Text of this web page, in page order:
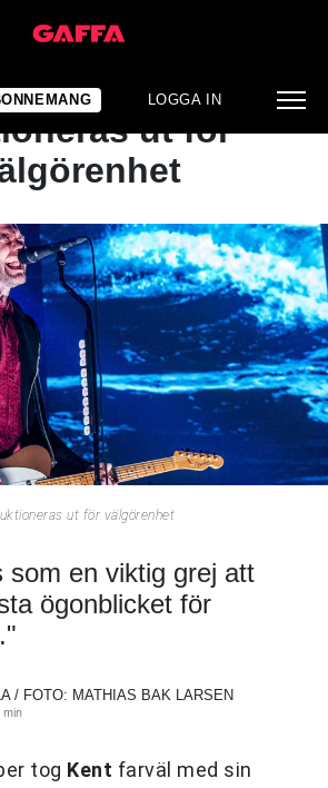
LOGGA IN
NYHET
sista ögonblick
ut för
ut för välgörenhet
som en viktig grej att
ögonblicket för
/ FOTO: MATHIAS BAK LARSEN
min
tog Kent farväl med sin